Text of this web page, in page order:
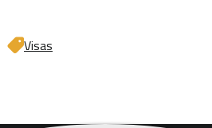
Visas